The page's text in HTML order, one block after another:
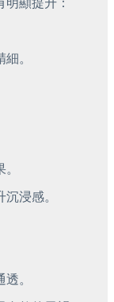
顯提升：
。
浸感。
。